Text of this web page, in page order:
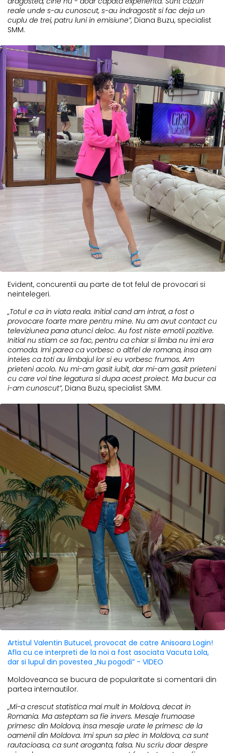
reale unde s-au cunoscut, s-au indragostit si fac deja un
cuplu de trei, patru luni in emisiune”, Diana Buzu, specialist
SMM.
Evident, concurentii au parte de tot felul de provocari si
neintelegeri.
„Totul e ca in viata reala. Initial cand am intrat, a fost o
provocare foarte mare pentru mine. Nu am avut contact cu
televiziunea pana atunci deloc. Au fost niste emotii pozitive.
Initial nu stiam ce sa fac, pentru ca chiar si limba nu imi era
comoda. Imi parea ca vorbesc o altfel de romana, insa am
inteles ca toti au limbajul lor si eu vorbesc frumos. Am
prieteni acolo. Nu mi-am gasit iubit, dar mi-am gasit prieteni
cu care voi tine legatura si dupa acest proiect. Ma bucur ca
i-am cunoscut”, Diana Buzu, specialist SMM.
Artistul Valentin Butucel, provocat de catre Anisoara Login!
Afla cu ce interpreti de la noi a fost asociata Vacuta Lola,
dar si lupul din povestea „Nu pogodi” - VIDEO
Moldoveanca se bucura de popularitate si comentarii din
partea internautilor.
„Mi-a crescut statistica mai mult in Moldova, decat in
Romania. Ma asteptam sa fie invers. Mesaje frumoase
primesc din Moldova, insa mesaje urate le primesc de la
oamenii din Moldova. Imi spun sa plec in Moldova, ca sunt
rautacioasa, ca sunt aroganta, falsa. Nu scriu doar despre